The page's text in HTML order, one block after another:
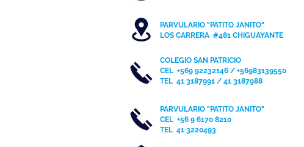
PARVULARIO "PATITO JANITO"
LOS CARRERA #481 CHIGUAYANTE
COLEGIO SAN PATRICIO
CEL +569 92232146 / +56983139550
TEL 41 3187991 / 41 3187988
PARVULARIO "PATITO JANITO"
CEL +56 9 6170 8210
TEL 41 3220493